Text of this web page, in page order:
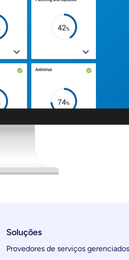
Soluções
Provedores de serviços gerenciados